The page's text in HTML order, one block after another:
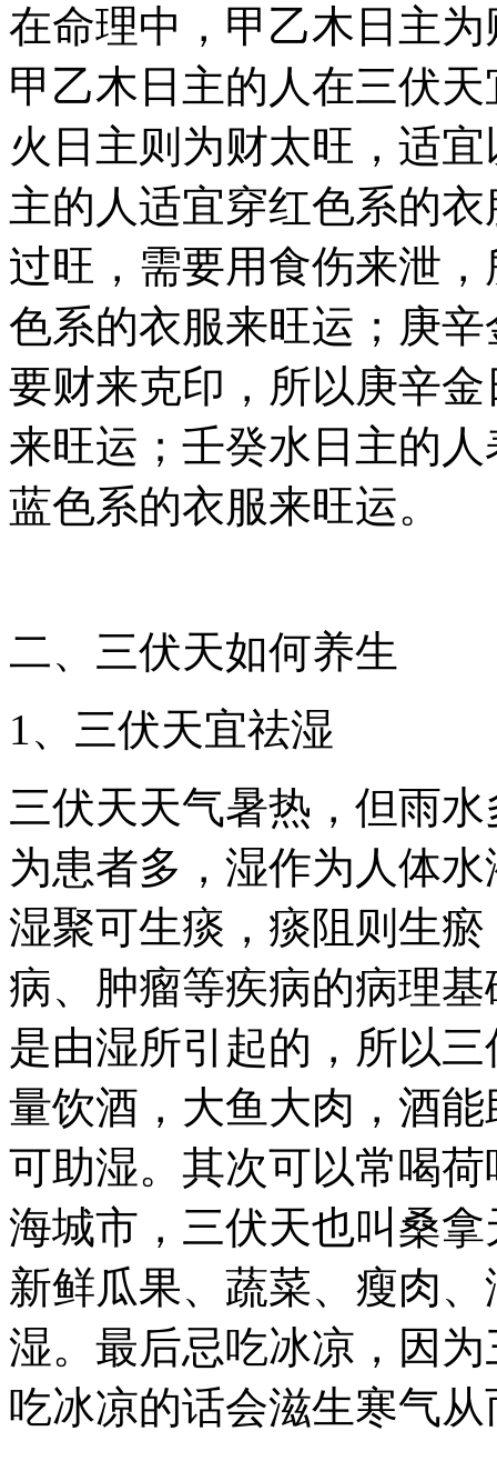
在命理中，甲乙木日主
甲乙木日主的人在三伏
火日主则为财太旺，适
主的人适宜穿红色系的
过旺，需要用食伤来泄
色系的衣服来旺运；庚
要财来克印，所以庚辛
来旺运；壬癸水日主的
蓝色系的衣服来旺运。
二、三伏天如何养生
1、三伏天宜祛湿
三伏天天气暑热，但雨
为患者多，湿作为人体
湿聚可生痰，痰阻则生
病、肿瘤等疾病的病理
是由湿所引起的，所以
量饮酒，大鱼大肉，酒
可助湿。其次可以常喝
海城市，三伏天也叫桑
新鲜瓜果、蔬菜、瘦肉
湿。最后忌吃冰凉，因
吃冰凉的话会滋生寒气